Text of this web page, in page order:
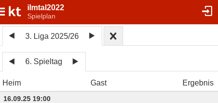
ilmtal2022
Spielplan
3. Liga 2025/26
6. Spieltag
Heim Gast Ergebnis
16.09.25 19:00